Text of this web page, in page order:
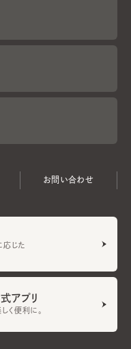
お問い合わせ
応じた
アプリ
く便利に。